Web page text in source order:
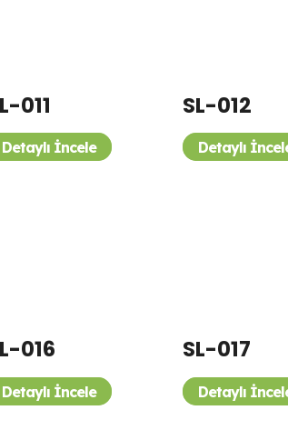
011
Detaylı İncele
SL-012
Detaylı
016
Detaylı İncele
SL-017
Detaylı